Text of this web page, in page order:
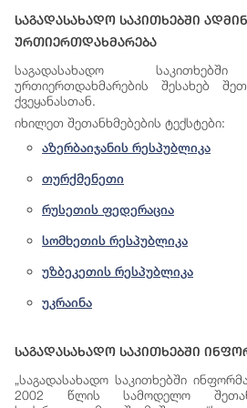
Საგადასახადო Საკითხებში
Ურთიერთდახმარება
საგადასახადო საკითხებში
ურთიერთდახმარების შესახებ
ქვეყანასთან.
იხილეთ შეთანხმებების ტექსტები:
აზერბაიჯანის რესპუბლიკა
თურქმენეთი
რუსეთის ფედერაცია
სომხეთის რესპუბლიკა
უზბეკეთის რესპუბლიკა
უკრაინა
Საგადასახადო Საკითხებში
„საგადასახადო საკითხებში
2002 წლის სამოდელო